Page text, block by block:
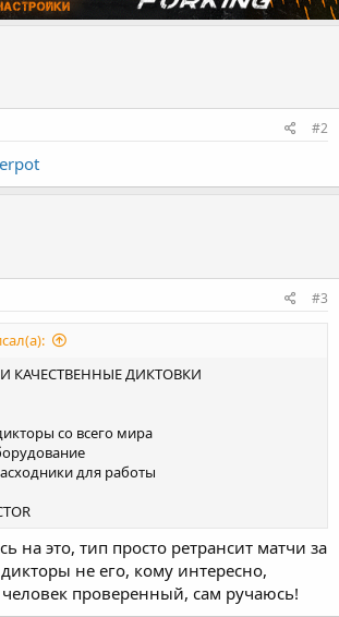
#2
#3
КАЧЕСТВЕННЫЕ ДИКТОВКИ
со всего мира
для работы
на это, тип просто ретрансит матчи за
не его, кому интересно,
проверенный, сам ручаюсь!